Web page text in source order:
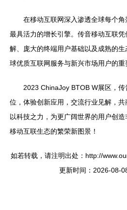
在移动互联网深入渗透全球每个
最具活力的增长引擎。传音移动互联
解、庞大的终端用户基础以及成熟的
球优质互联网服务与新兴市场用户的重
2023 ChinaJoy BTOB W展区，
位，体验创新应用，交流行业见解，共
以科技之力，为更广阔世界的用户创
移动互联生态的繁荣新图景！
如若转载，请注明出处：http://
更新时间：2026-08-